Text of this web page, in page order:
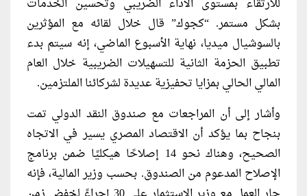
بشكل مستمر. “كجوك” قال خلال لقائه مع المؤثرين
بالسوشيال ميديا، نهاية الأسبوع الماضي، إنه سيتم بدء
تطبيق الحزمة الثانية للتسهيلات الضريبية خلال العام
المالي الحالي بمزايا تحفيزية عديدة لشركائنا الملتزمين.
وأشار إلى أن المراجعات مع صندوق النقد الدولي تمت
بنجاح بما يؤكد أن الاقتصاد المصري يسير في الاتجاه
الصحيح، وهناك نحو 14 إصلاحًا هيكليًا ضمن برنامج
الإصلاح المدعوم من الصندوق. بحسب وزير المالية، فإنه